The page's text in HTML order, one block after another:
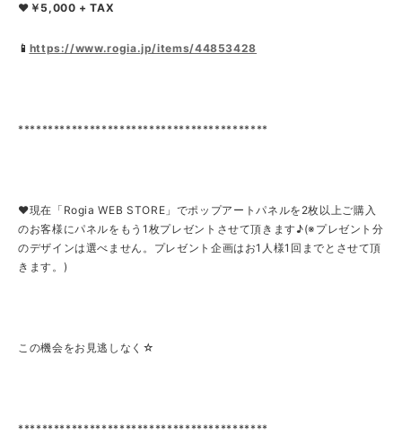
❤￥5,000 + TAX
📱 https://www.rogia.jp/items/44853428
******************************************
❤現在「Rogia WEB STORE」でポップアートパネルを2枚以上ご購入
のお客様にパネルをもう1枚プレゼントさせて頂きます♪(※プレゼント分
のデザインは選べません。プレゼント企画はお1人様1回までとさせて頂
きます。)
この機会をお見逃しなく☆
******************************************